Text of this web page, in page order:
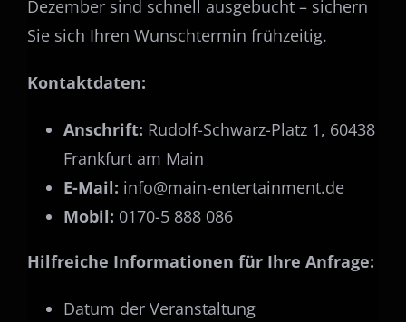
Dezember sind schnell ausgebucht – sichern
Sie sich Ihren Wunschtermin frühzeitig.
Kontaktdaten:
Anschrift: Rudolf-Schwarz-Platz 1, 60438
Frankfurt am Main
E-Mail: info@main-entertainment.de
Mobil: 0170-5 888 086
Hilfreiche Informationen für Ihre Anfrage:
Datum der Veranstaltung